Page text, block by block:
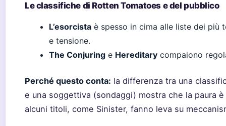
Le classifiche di Rotten Tomatoes e del pubblico
L’esorcista è spesso in cima alle liste dei
e tensione.
The Conjuring e Hereditary compaiono
Perché questo conta: la differenza tra una
e una soggettiva (sondaggi) mostra che la paura è
alcuni titoli, come Sinister, fanno leva su